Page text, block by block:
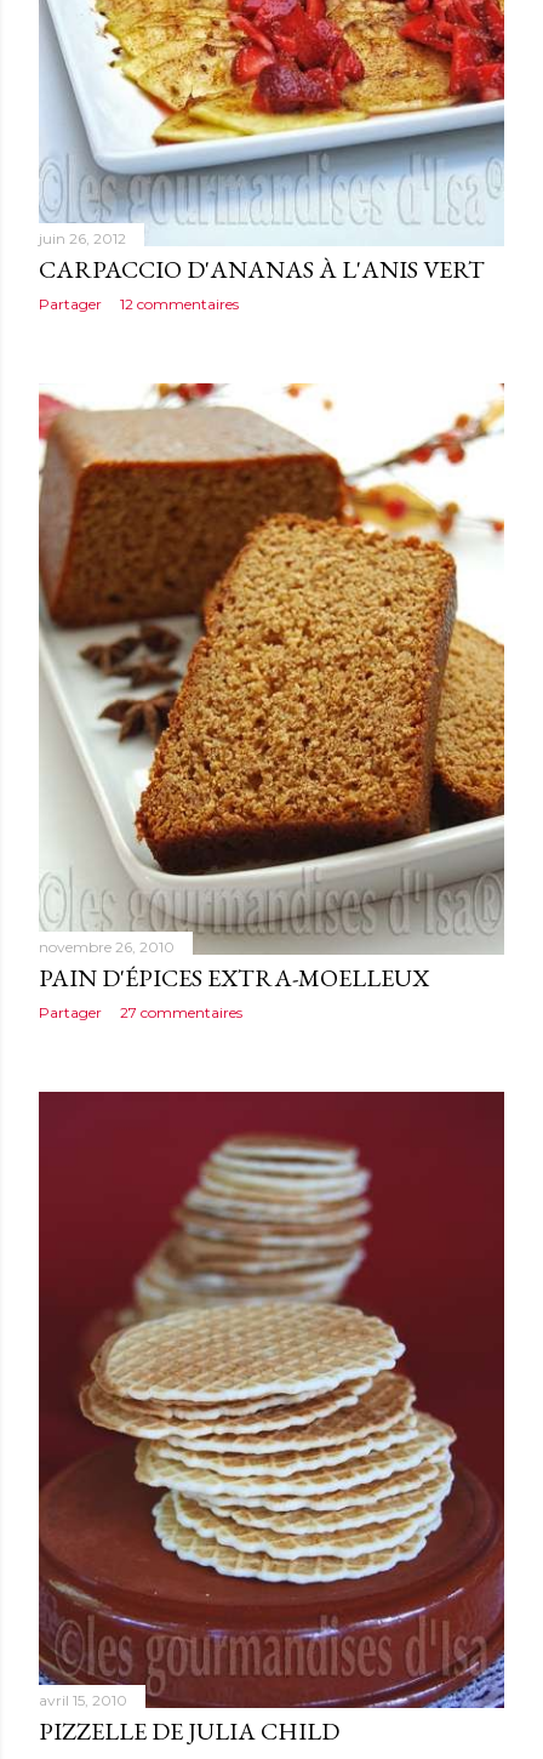
juin 26, 2012
CARPACCIO D'ANANAS À L'ANIS VERT
Partager 12 commentaires
novembre 26, 2010
PAIN D'ÉPICES EXTRA-MOELLEUX
Partager 27 commentaires
avril 15, 2010
PIZZELLE DE JULIA CHILD